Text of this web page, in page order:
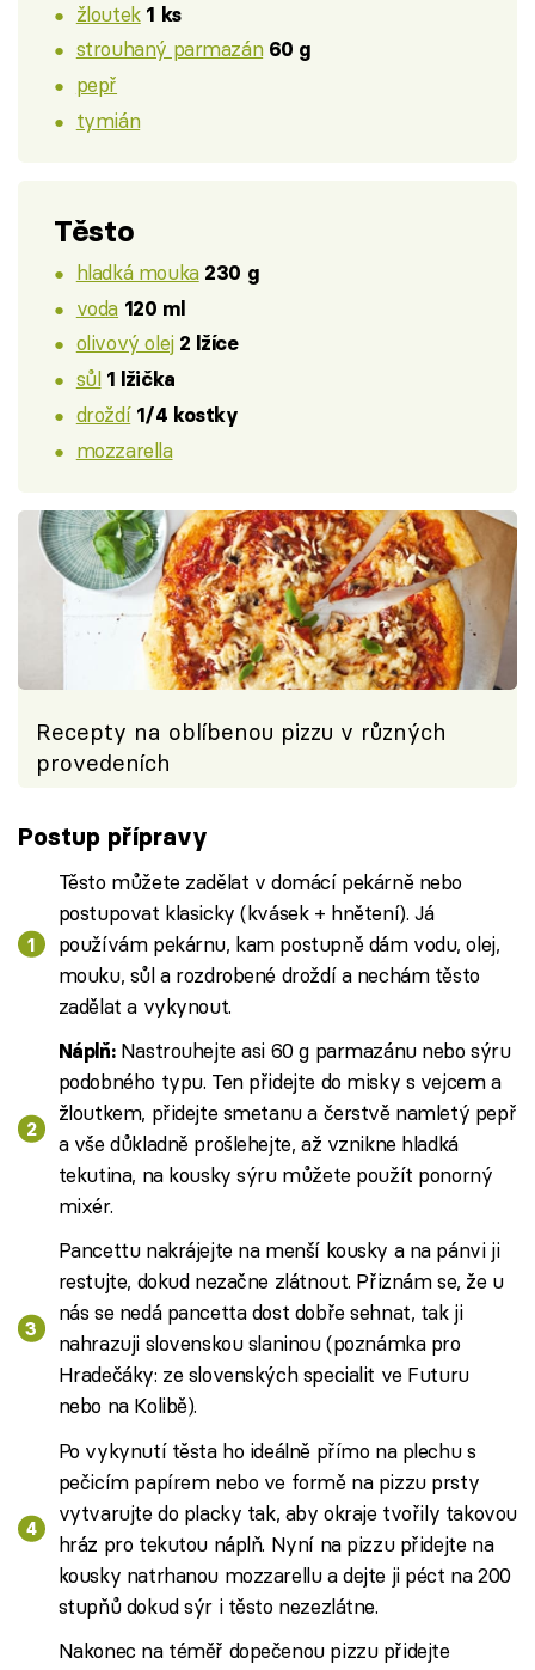
žloutek 1 ks
strouhaný parmazán 60 g
pepř
tymián
Těsto
hladká mouka 230 g
voda 120 ml
olivový olej 2 lžíce
sůl 1 lžička
droždí 1/4 kostky
mozzarella
Recepty na oblíbenou pizzu v různých
provedeních
Postup přípravy
Těsto můžete zadělat v domácí pekárně nebo
postupovat klasicky (kvásek + hnětení). Já
používám pekárnu, kam postupně dám vodu, olej,
mouku, sůl a rozdrobené droždí a nechám těsto
zadělat a vykynout.
Náplň:Nastrouhejte asi 60 g parmazánu nebo sýru
podobného typu. Ten přidejte do misky s vejcem a
žloutkem, přidejte smetanu a čerstvě namletý pepř
a vše důkladně prošlehejte, až vznikne hladká
tekutina, na kousky sýru můžete použít ponorný
mixér.
Pancettu nakrájejte na menší kousky a na pánvi ji
restujte, dokud nezačne zlátnout. Přiznám se, že u
nás se nedá pancetta dost dobře sehnat, tak ji
nahrazuji slovenskou slaninou (poznámka pro
Hradečáky: ze slovenských specialit ve Futuru
nebo na Kolibě).
Po vykynutí těsta ho ideálně přímo na plechu s
pečicím papírem nebo ve formě na pizzu prsty
vytvarujte do placky tak, aby okraje tvořily takovou
hráz pro tekutou náplň. Nyní na pizzu přidejte na
kousky natrhanou mozzarellu a dejte ji péct na 200
stupňů dokud sýr i těsto nezezlátne.
Nakonec na téměř dopečenou pizzu přidejte